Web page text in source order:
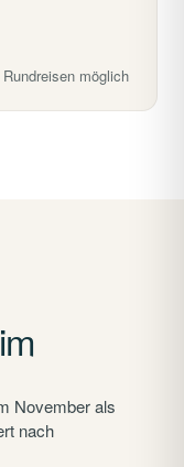
möglich
November als
nach